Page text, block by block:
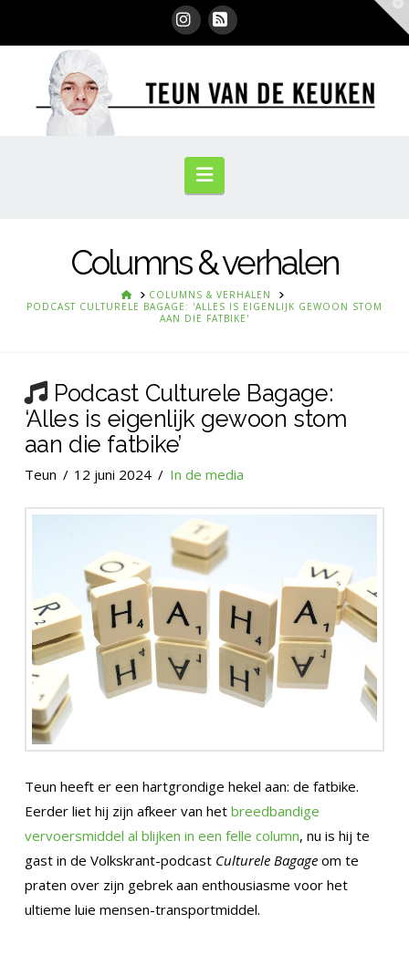
Instagram
RSS
Navigation
Columns & verhalen
HOMECOLUMNS & VERHALEN
PODCAST CULTURELE BAGAGE: 'ALLES IS EIGENLIJK GEWOON STOM
AAN DIE FATBIKE'
Podcast Culturele Bagage:
‘Alles is eigenlijk gewoon stom
aan die fatbike’
Teun 12 juni 2024 In de media
Teun heeft er een hartgrondige hekel aan: de fatbike.
Eerder liet hij zijn afkeer van het breedbandige
vervoersmiddel al blijken in een felle column, nu is hij te
gast in de Volkskrant-podcast Culturele Bagageom te
praten over zijn gebrek aan enthousiasme voor het
ultieme luie mensen-transportmiddel.